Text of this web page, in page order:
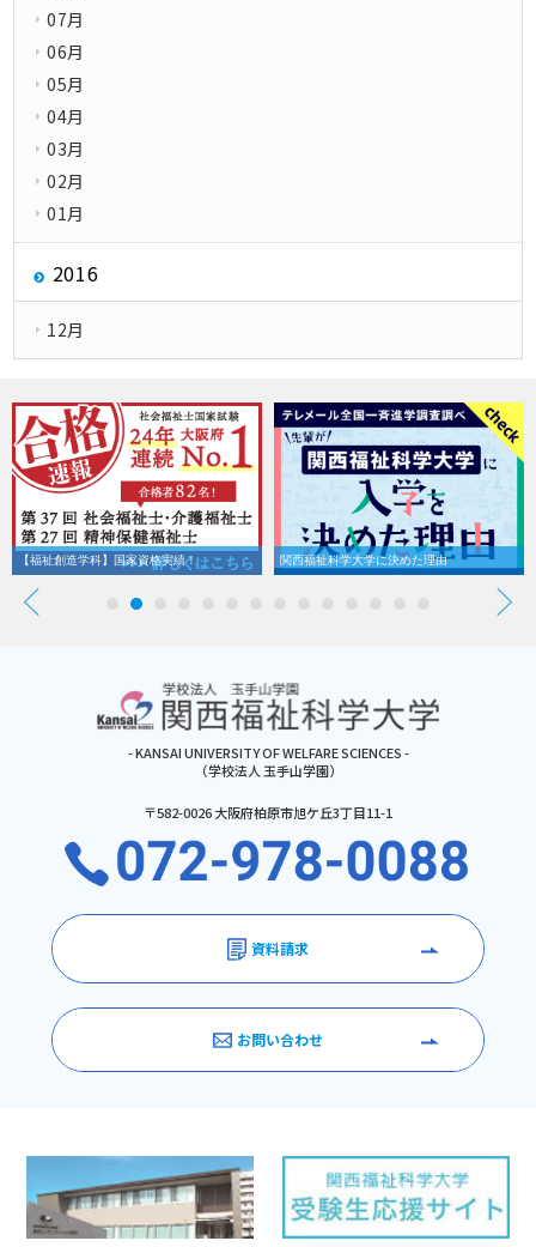
07月
06月
05月
04月
03月
02月
01月
2016
12月
【福祉創造学科】国家資格実績！ 関西福祉科学大学に決めた理由
- KANSAI UNIVERSITY OF WELFARE SCIENCES -
（学校法人 玉手山学園）
〒582-0026 大阪府柏原市旭ケ丘3丁目11-1
資料請求
お問い合わせ